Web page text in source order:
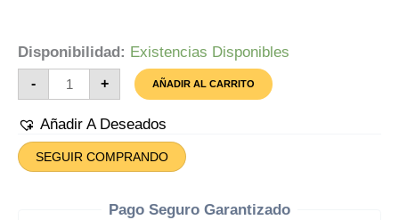
Disponibilidad: Existencias Disponibles
-
Taza
Día
De
La
Llamativa
Cantidad
+ AÑADIR AL CARRITO
Añadir A Deseados
SEGUIR COMPRANDO
Pago Seguro Garantizado